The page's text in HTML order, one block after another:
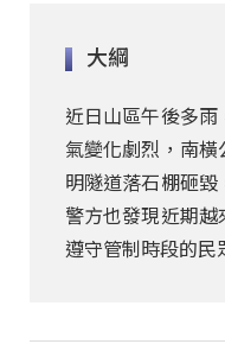
大綱
近日山區午後多雨
氣變化劇烈，南橫
明隧道落石棚砸
警方也發現近期越
遵守管制時段的民